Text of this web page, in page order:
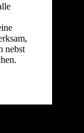
nebst